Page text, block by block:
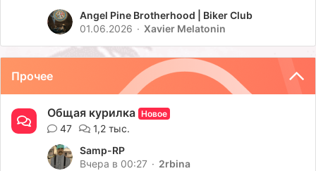
Angel Pine Brotherhood | Biker Club
01.06.2026
Xavier Melatonin
Прочее
Общая курилка Новое
47
1,2 тыс.
Samp-RP
Вчера в 00:27
2rbina